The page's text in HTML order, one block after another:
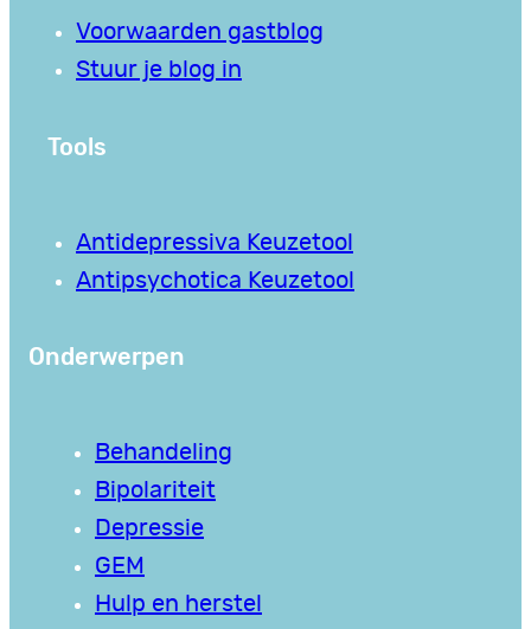
Voorwaarden gastblog
Stuur je blog in
Tools
Antidepressiva Keuzetool
Antipsychotica Keuzetool
Onderwerpen
Behandeling
Bipolariteit
Depressie
GEM
Hulp en herstel